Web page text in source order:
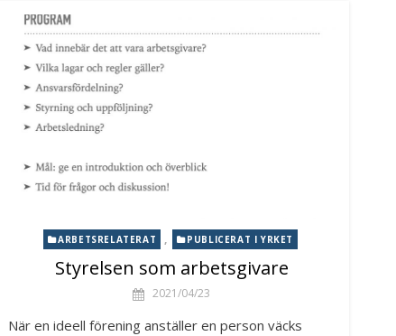
ARBETSRELATERAT , PUBLICERAT I YRKET
Styrelsen som arbetsgivare
2021/04/23
När en ideell förening anställer en person väcks